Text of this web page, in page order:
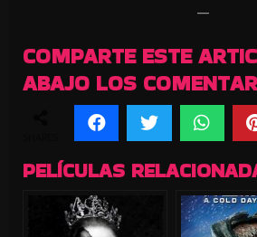
—
COMPARTE ESTE
ABAJO LOS
PELÍCULAS